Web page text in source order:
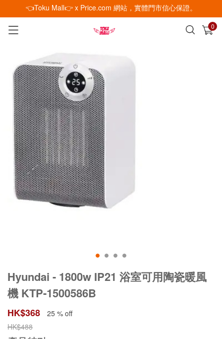
👈Toku Mall👉 x Price.com 網站，實體門市信心保證。
0
已加入購物車 查看
Hyundai - 1800w IP21 浴室可用陶瓷暖風
機 KTP-1500586B
HK$368
25 % off
HK$488